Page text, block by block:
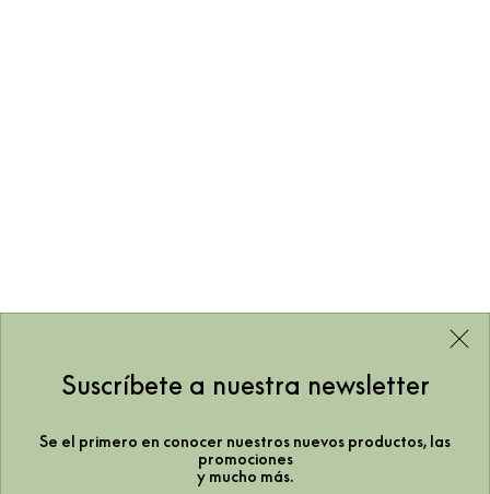
Suscríbete a nuestra newsletter
Se el primero en conocer nuestros nuevos productos, las
promociones
y mucho más.